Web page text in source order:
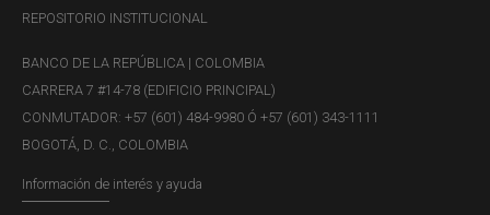
REPOSITORIO INSTITUCIONAL
BANCO DE LA REPÚBLICA | COLOMBIA
CARRERA 7 #14-78 (EDIFICIO PRINCIPAL)
CONMUTADOR: +57 (601) 484-9980 Ó +57 (601) 343-1111
BOGOTÁ, D. C., COLOMBIA
Información de interés y ayuda